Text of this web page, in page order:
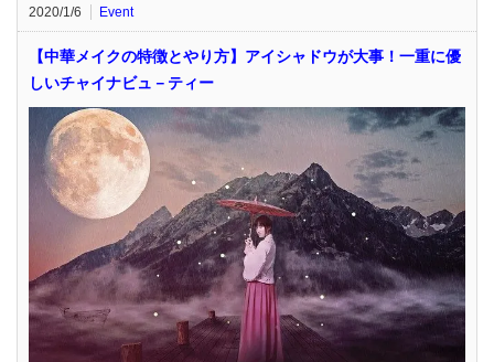
2020/1/6 Event
【中華メイクの特徴とやり方】アイシャドウが大事！一重に優
しいチャイナビュ－ティー